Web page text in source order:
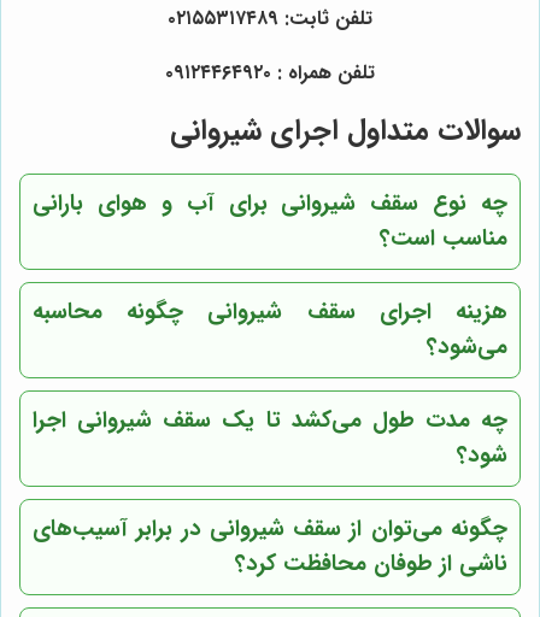
تلفن ثابت: ۰۲۱۵۵۳۱۷۴۸۹
تلفن همراه : ۰۹۱۲۴۴۶۴۹۲۰
سوالات متداول اجرای شیروانی
چه نوع سقف شیروانی برای آب و هوای بارانی
مناسب است؟
هزینه اجرای سقف شیروانی چگونه محاسبه
می‌شود؟
چه مدت طول می‌کشد تا یک سقف شیروانی اجرا
شود؟
چگونه می‌توان از سقف شیروانی در برابر آسیب‌های
ناشی از طوفان محافظت کرد؟